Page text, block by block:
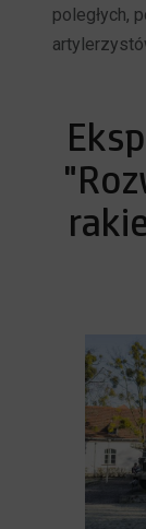
poległych,